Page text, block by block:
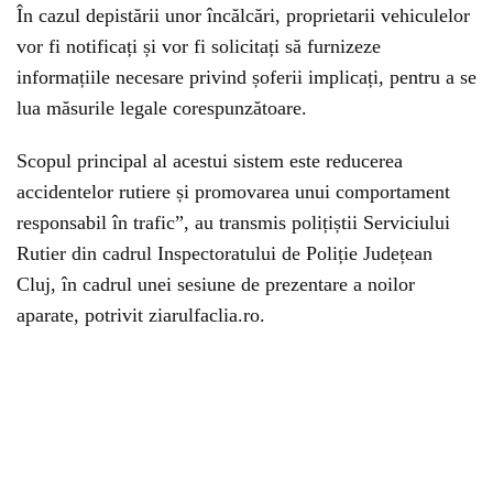
În cazul depistării unor încălcări, proprietarii vehiculelor
vor fi notificați și vor fi solicitați să furnizeze
informațiile necesare privind șoferii implicați, pentru a se
lua măsurile legale corespunzătoare.
Scopul principal al acestui sistem este reducerea
accidentelor rutiere și promovarea unui comportament
responsabil în trafic”, au transmis polițiștii Serviciului
Rutier din cadrul Inspectoratului de Poliție Județean
Cluj, în cadrul unei sesiune de prezentare a noilor
aparate, potrivit ziarulfaclia.ro.